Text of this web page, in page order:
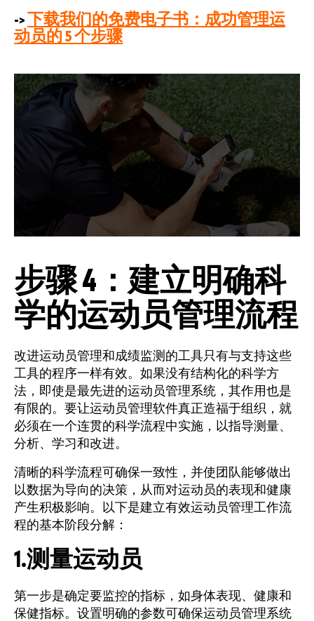
->
下载我们的免费电子书：成功管理运
动员的 5 个步骤
步骤 4：建立明确科
学的运动员管理流程
改进运动员管理和成绩监测的工具只有与支持这些
工具的程序一样有效。如果没有结构化的科学方
法，即使是最先进的运动员管理系统，其作用也是
有限的。要让运动员管理软件真正造福于组织，就
必须在一个连贯的科学流程中实施，以指导测量、
分析、学习和改进。
清晰的科学流程可确保一致性，并使团队能够做出
以数据为导向的决策，从而对运动员的表现和健康
产生积极影响。以下是建立有效运动员管理工作流
程的基本阶段分解：
1.测量运动员
第一步是确定要监控的指标，如身体表现、健康和
保健指标。设置明确的参数可确保运动员管理系统